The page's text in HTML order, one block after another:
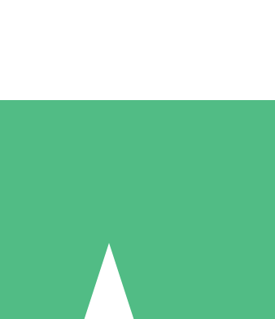
5 Descargas
15